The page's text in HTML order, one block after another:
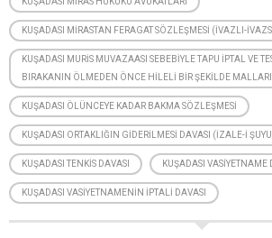
KUŞADASI MIRASTAN FERAGAT SÖZLEŞMESI (IVAZLI-
KUŞADASI MURIS MUVAZAASI SEBEBIYLE TAPU İPTAL VE
BIRAKANIN ÖLMEDEN ÖNCE HILELI BIR ŞEKILDE
KUŞADASI ÖLÜNCEYE KADAR BAKMA SÖZLEŞMESI
KUŞADASI ORTAKLIĞIN GIDERILMESI DAVASI (İZALE-I
KUŞADASI TENKIS DAVASI KUŞADASI
KUŞADASI VASIYETNAMENIN İPTALI DAVASI